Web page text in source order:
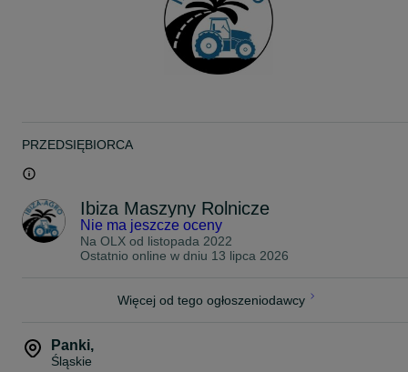
Możliwość dokupienia również kłów (max. 4 sztuki).
W sprzedaży mamy również pasujący do ramki chwytak do
widły do palet, kły do bel, euroramka, widły do palet, euroramka z
widłami, paleciak z tulejami, widły do palet z tulejami, paleciak do
Ursusa, paleciak do C330, paleciak do C360, paleciak do Zetora,
paleciak do tura, paleciak do ciągnika, widły do palet na tura, widły
do palet na ciągnik
PRZEDSIĘBIORCA
Ibiza Maszyny Rolnicze
Nie ma jeszcze oceny
Na OLX od listopada 2022
Ostatnio online w dniu 13 lipca 2026
Więcej od tego ogłoszeniodawcy
Panki,
Śląskie